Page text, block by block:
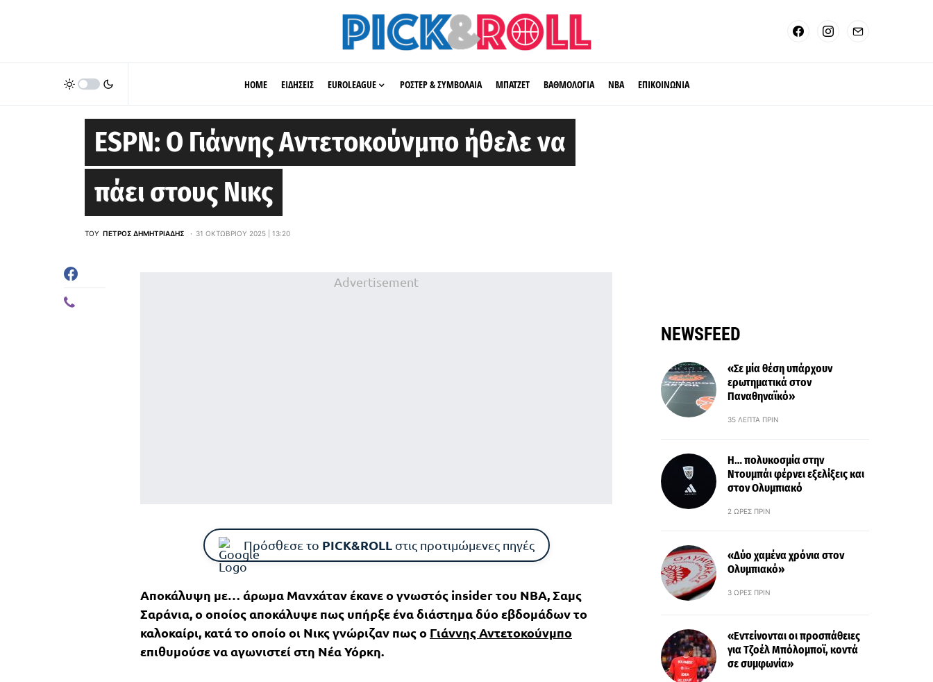
HOME ΕΙΔΗΣΕΙΣ EUROLEAGUE ΡΟΣΤΕΡ & ΣΥΜΒΟΛΑΙΑ ΜΠΑΤΖΕΤ ΒΑΘΜΟΛΟΓΙΑ ΝΒΑ ΕΠΙΚΟΙΝΩΝΙΑ
ESPN: Ο Γιάννης Αντετοκούνμπο ήθελε να
πάει στους Νικς
ΤΟΥ ΠΈΤΡΟΣ ΔΗΜΗΤΡΙΆΔΗΣ 31 ΟΚΤΩΒΡΊΟΥ 2025 | 13:20
Advertisement
Πρόσθεσε το PICK&ROLLστις προτιμώμενες πηγές
Αποκάλυψη με… άρωμα Μανχάταν έκανε ο γνωστός insider του ΝΒΑ, Σαμς
Σαράνια, ο οποίος αποκάλυψε πως υπήρξε ένα διάστημα δύο εβδομάδων το
καλοκαίρι, κατά το οποίο οι Νικς γνώριζαν πως ο Γιάννης Αντετοκούνμπο
επιθυμούσε να αγωνιστεί στη Νέα Υόρκη.
NEWSFEED
«Σε μία θέση υπάρχουν
ερωτηματικά στον
Παναθηναϊκό»
35 ΛΕΠΤΆ ΠΡΙΝ
Η… πολυκοσμία στην
Ντουμπάι φέρνει εξελίξεις και
στον Ολυμπιακό
2 ΏΡΕΣ ΠΡΙΝ
«Δύο χαμένα χρόνια στον
Ολυμπιακό»
3 ΏΡΕΣ ΠΡΙΝ
«Εντείνονται οι προσπάθειες
για Τζοέλ Μπόλομποϊ, κοντά
σε συμφωνία»